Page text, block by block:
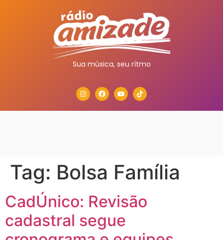
Sua música, seu rítmo
Tag: Bolsa Família
CadÚnico: Revisão
cadastral segue